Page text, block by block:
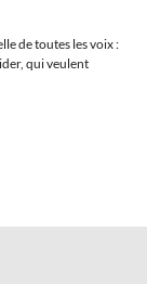
de toutes les voix :
qui veulent